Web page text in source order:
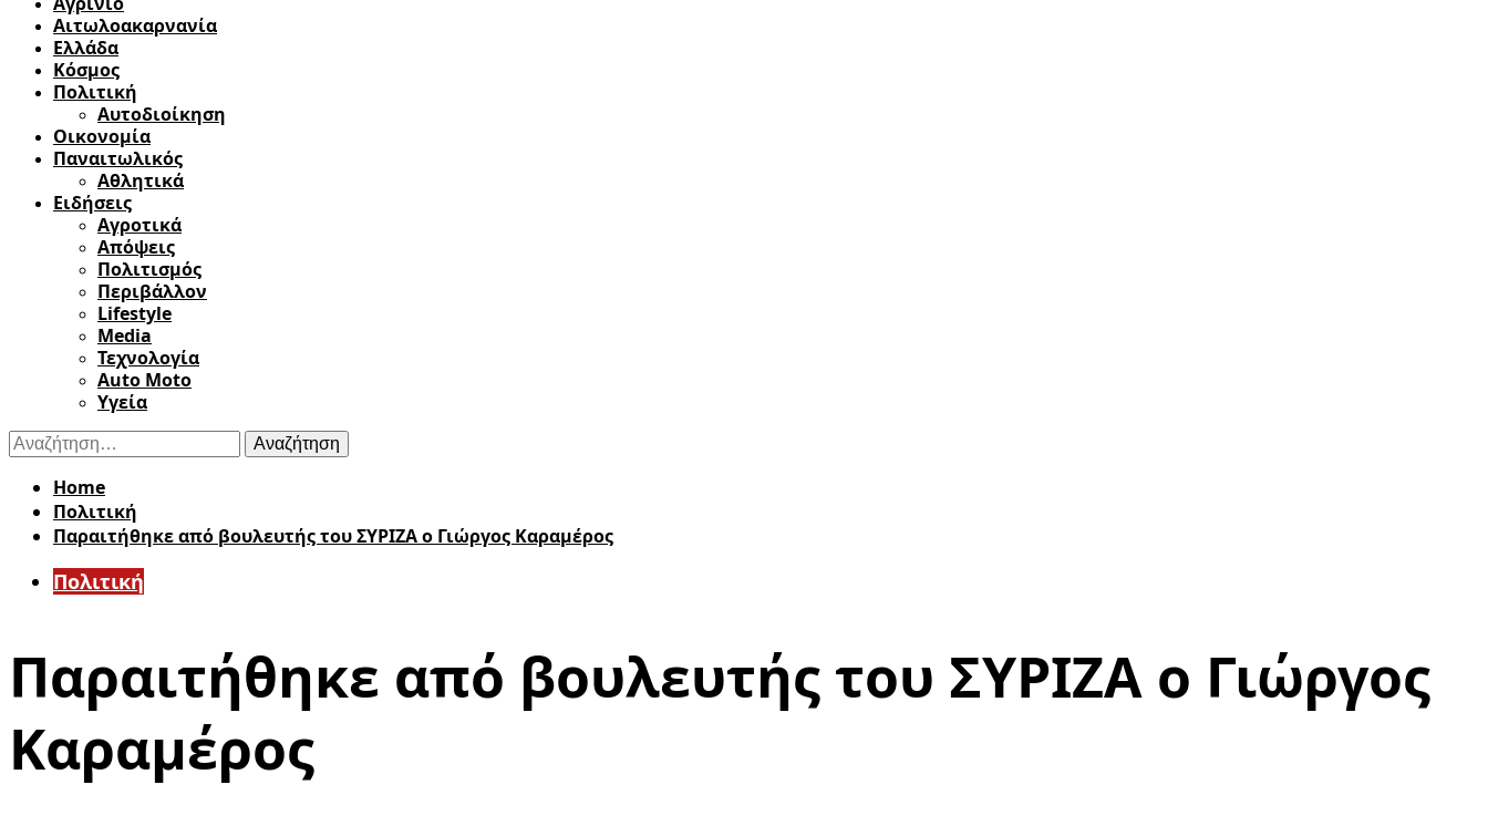
Αιτωλοακαρνανία
Ελλάδα
Κόσμος
Πολιτική
Αυτοδιοίκηση
Οικονομία
Παναιτωλικός
Αθλητικά
Ειδήσεις
Αγροτικά
Απόψεις
Πολιτισμός
Περιβάλλον
Lifestyle
Media
Τεχνολογία
Auto Moto
Υγεία
Αναζήτηση
για:
Home
Πολιτική
Παραιτήθηκε από βουλευτής του ΣΥΡΙΖΑ ο Γιώργος Καραμέρος
Πολιτική
Παραιτήθηκε από βουλευτής του ΣΥΡΙΖΑ ο Γιώργος
Καραμέρος